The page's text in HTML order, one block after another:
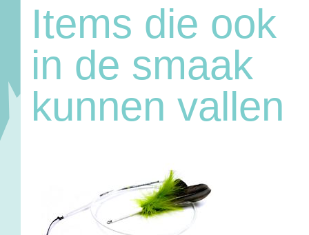
Items die ook
in de smaak
kunnen vallen